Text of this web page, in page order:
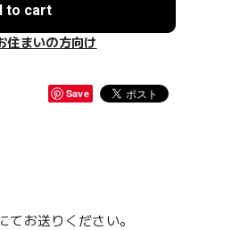
to cart
住まいの方向け
Save
お送りください。